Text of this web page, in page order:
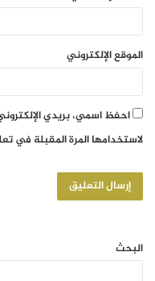
الموقع الإلكتروني
احفظ اسمي، بريدي
لاستخدامها المرة المقبلة في
البحث